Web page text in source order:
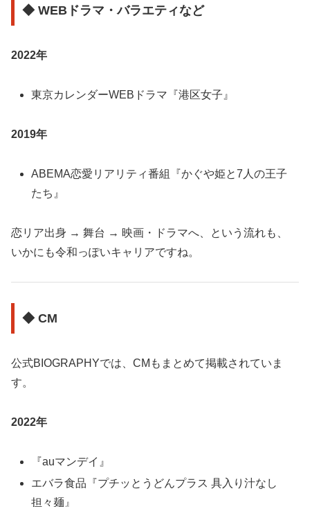
◆ WEBドラマ・バラエティなど
2022年
東京カレンダーWEBドラマ『港区女子』
2019年
ABEMA恋愛リアリティ番組『かぐや姫と7人の王子
たち』
恋リア出身 → 舞台 → 映画・ドラマへ、という流れも、
いかにも令和っぽいキャリアですね。
◆ CM
公式BIOGRAPHYでは、CMもまとめて掲載されていま
す。
2022年
『auマンデイ』
エバラ食品『プチッとうどんプラス 具入り汁なし
担々麺』